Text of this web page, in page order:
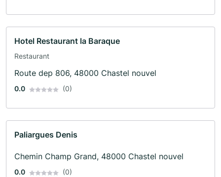
Hotel Restaurant la Baraque
Restaurant
Route dep 806, 48000 Chastel nouvel
0.0 (0)
Paliargues Denis
Chemin Champ Grand, 48000 Chastel nouvel
0.0 (0)